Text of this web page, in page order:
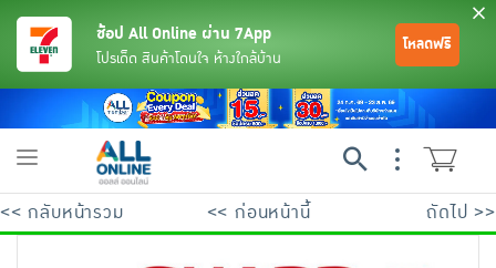
ช้อป All Online ผ่าน 7App
โปรเด็ด สินค้าโดนใจ ห้างใกล้บ้าน
โหลดฟรี
Toggle
<< กลับหน้ารวม << ก่อนหน้านี้ ถัดไป >>